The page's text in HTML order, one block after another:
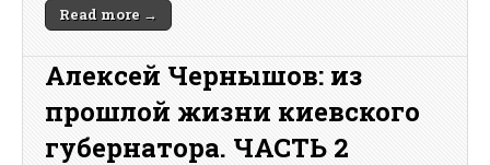
Read more →
Алексей Чернышов: из
прошлой жизни киевского
губернатора. ЧАСТЬ 2